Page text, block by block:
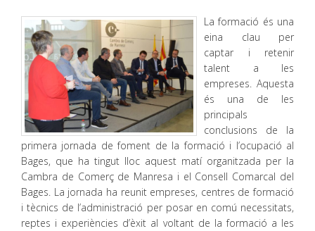
La formació és una
eina clau per
captar i retenir
talent a les
empreses. Aquesta
és una de les
principals
conclusions de la
primera jornada de foment de la formació i l’ocupació al
Bages, que ha tingut lloc aquest matí organitzada per la
Cambra de Comerç de Manresa i el Consell Comarcal del
Bages. La jornada ha reunit empreses, centres de formació
i tècnics de l’administració per posar en comú necessitats,
reptes i experiències d’èxit al voltant de la formació a les